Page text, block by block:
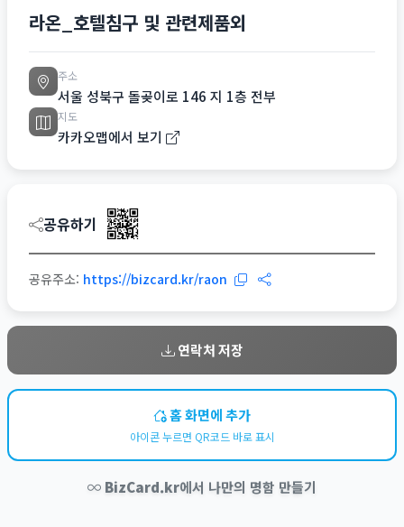
라온_호텔침구 및 관련제품외
주소
서울 성북구 돌곶이로 146 지 1층 전부
지도
카카오맵에서 보기
공유하기
공유주소: https://bizcard.kr/raon
연락처 저장
홈 화면에 추가
아이콘 누르면 QR코드 바로 표시
BizCard.kr에서 나만의 명함 만들기